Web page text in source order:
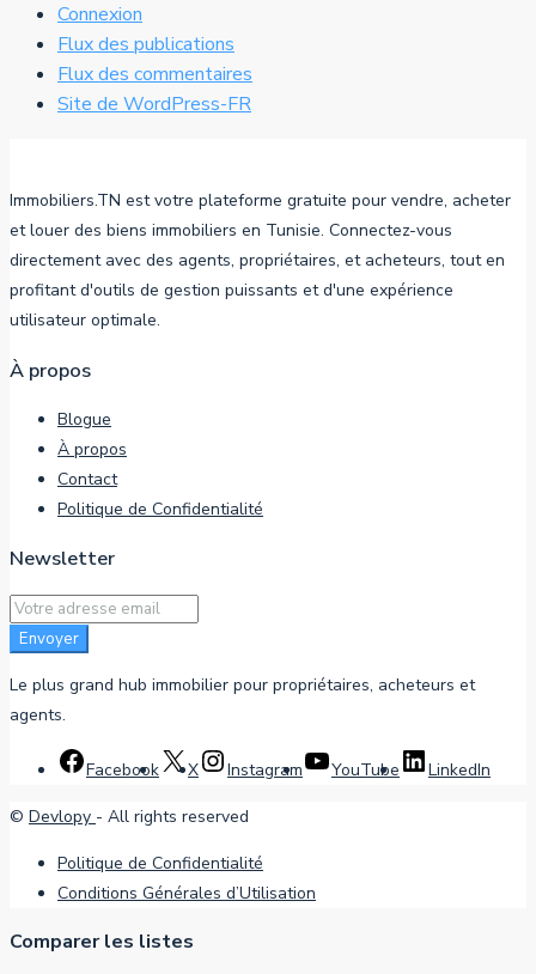
Connexion
Flux des publications
Flux des commentaires
Site de WordPress-FR
Immobiliers.TN est votre plateforme gratuite pour vendre, acheter
et louer des biens immobiliers en Tunisie. Connectez-vous
directement avec des agents, propriétaires, et acheteurs, tout en
profitant d'outils de gestion puissants et d'une expérience
utilisateur optimale.
À propos
Blogue
À propos
Contact
Politique de Confidentialité
Newsletter
Envoyer
Le plus grand hub immobilier pour propriétaires, acheteurs et
agents.
Facebook X Instagram YouTube LinkedIn
© Devlopy - All rights reserved
Politique de Confidentialité
Conditions Générales d’Utilisation
Comparer les listes